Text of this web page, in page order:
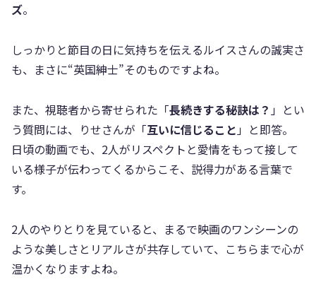
ズ。
しっかりと節目の日に気持ちを伝えるルイスさんの誠実さ
も、まさに“英国紳士”そのものですよね。
また、視聴者から寄せられた「長続きする秘訣は？ 」とい
う質問には、りせさんが「互いに信じること」と即答。
日頃の動画でも、2人がリスペクトと愛情をもって接して
いる様子が伝わってくるからこそ、説得力がある言葉で
す。
2人のやりとりを見ていると、まるで映画のワンシーンの
ような美しさとリアルさが共存していて、こちらまで心が
温かくなりますよね。